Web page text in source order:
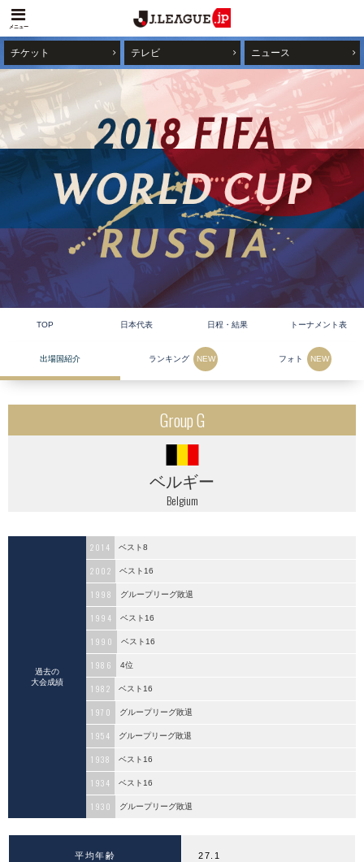
メニュー
チケット テレビ ニュース
TOP 日本代表 日程・結果 トーナメント表
出場国紹介 ランキング NEW フォト NEW
Group G
ベルギー
Belgium
過去の
大会成績
2014 ベスト8
2002 ベスト16
1998 グループリーグ敗退
1994 ベスト16
1990 ベスト16
1986 4位
1982 ベスト16
1970 グループリーグ敗退
1954 グループリーグ敗退
1938 ベスト16
1934 ベスト16
1930 グループリーグ敗退
平均年齢 27.1